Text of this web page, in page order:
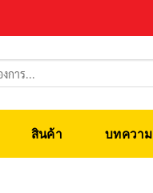
สินค้า บทความ